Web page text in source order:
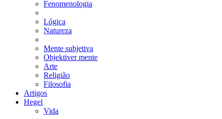
Fenomenologia
Lógica
Natureza
Mente subjetiva
Objektiver mente
Arte
Religião
Filosofia
Artigos
Hegel
Vida